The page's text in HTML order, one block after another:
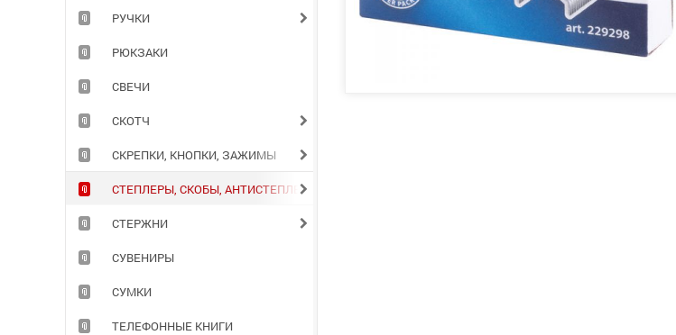
РУЧКИ
РЮКЗАКИ
СВЕЧИ
СКОТЧ
СКРЕПКИ, КНОПКИ, ЗАЖИМЫ
СТЕПЛЕРЫ, СКОБЫ, АНТИСТЕПЛЕРЫ
СТЕРЖНИ
СУВЕНИРЫ
СУМКИ
ТЕЛЕФОННЫЕ КНИГИ